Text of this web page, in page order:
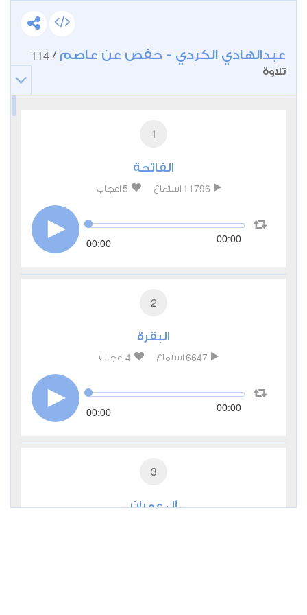
عبدالهادي الكردي - حفص عن عاصم /
114
تلاوة
1
الفاتحة
11796 استماع 5 اعجاب
00:00 00:00
2
البقرة
6647 استماع 4 اعجاب
00:00 00:00
3
آل عمران